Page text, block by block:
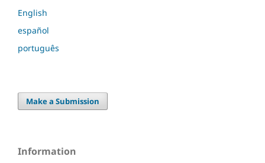
English
español
português
Make a Submission
Information